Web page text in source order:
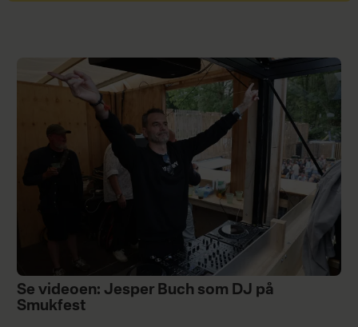
Se videoen: Jesper Buch som DJ på
Smukfest